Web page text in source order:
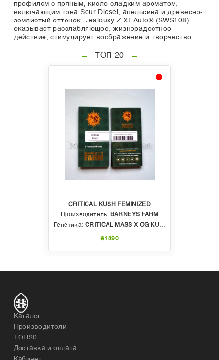
профилем с пряным, кисло-сладким ароматом,
включающим тона Sour Diesel, апельсина и древесно-
землистый оттенок. Jealousy Z XL Auto® (SWS108)
оказывает расслабляющее, жизнерадостное
действие, стимулирует воображение и творчество.
ТОП 20
CRITICAL KUSH FEMINIZED
Производитель: BARNEYS FARM
Генетика: CRITICAL MASS X OG KUSH
₴1890
Каталог
Производители
ТОП20
Доставка и оплата